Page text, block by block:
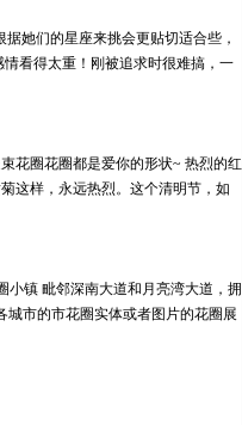
她们的星座来挑会更贴切适合些，
看得太重！刚被追求时很难搞，一
花圈花圈都是爱你的形状~ 热烈的红
这样，永远热烈。这个清明节，如
小镇 毗邻深南大道和月亮湾大道，拥
城市的市花圈实体或者图片的花圈展